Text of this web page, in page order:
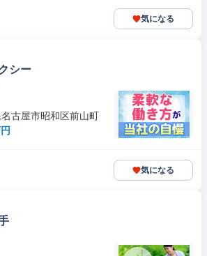
気になる
シー
古屋市昭和区前山町
気になる